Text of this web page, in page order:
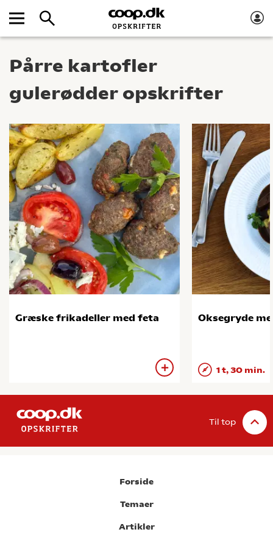
Pårre kartofler
gulerødder opskrifter
Græske frikadeller med feta Oksegryde
1 t, 30 min.
Til top
Forside
Temaer
Artikler